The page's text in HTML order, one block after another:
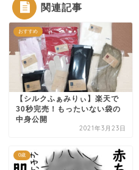
関連記事
おすすめ
【シルクふぁみりぃ】楽天で
30秒完売！もったいない袋の
中身公開
2021年3月23日
0歳